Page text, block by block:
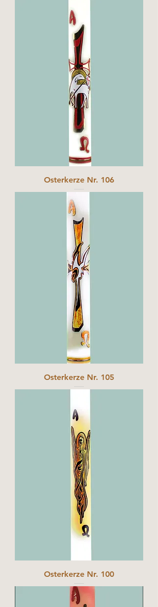
Osterkerze Nr. 106
Osterkerze Nr. 105
Osterkerze Nr. 100